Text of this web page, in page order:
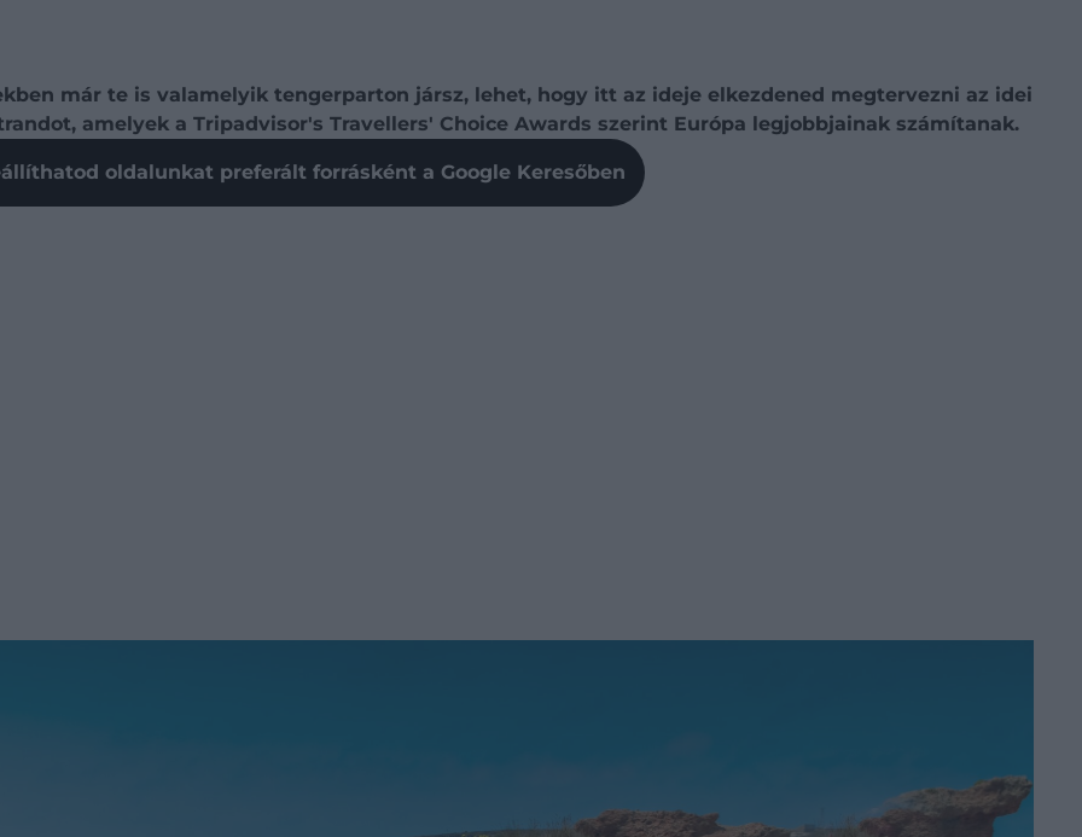
már te is valamelyik tengerparton jársz, lehet, hogy itt az ideje elkezdened megtervezni az idei
amelyek a Tripadvisor's Travellers' Choice Awards szerint Európa legjobbjainak számítanak.
oldalunkat preferált forrásként a Google Keresőben